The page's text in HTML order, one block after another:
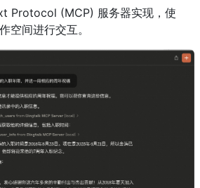
Protocol (MCP) 服务器实现，使
空间进行交互。